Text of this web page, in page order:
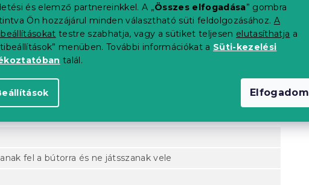
és elemző partnereinkkel. A „Összes elfogadása” gombra
Ön hozzájárul minden választható süti feldolgozásához. A
testre szabhatja, vagy a sütiket teljesen elutasíthatja a
menüben. További információkat a Süti-kezelési
talál.
Elfogadom
fel a bútorra és ne játsszanak vele